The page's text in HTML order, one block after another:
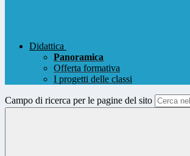
Didattica
Panoramica
Offerta formativa
I progetti delle classi
Campo di ricerca per le pagine del sito